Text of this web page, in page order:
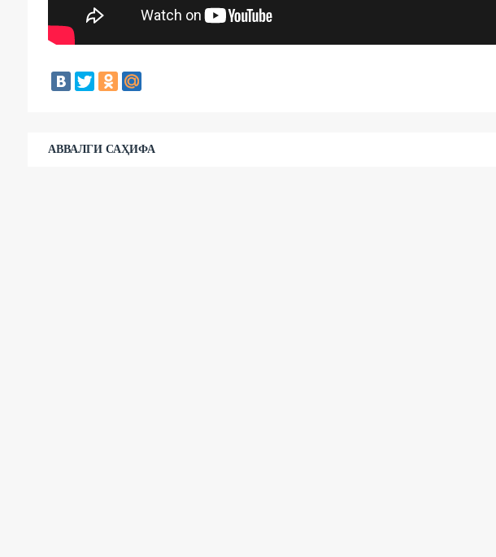
АВВАЛГИ САҲИФА